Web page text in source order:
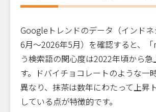
高級抹茶と業務用抹茶で二極化
ハラール認証の必要性
日本産抹茶はインドネシア市
があるのか
「JAPAN」ブランドの強み
中国産抹茶との競合
プレミアム市場の可能性
Googleトレンドのデータ（インド
6月〜2026年5月）を確認すると、
う検索語の関心度は2022年頃から急
す。ドバイチョコレートのような一
異なり、抹茶は数年にわたって上昇
している点が特徴的です。